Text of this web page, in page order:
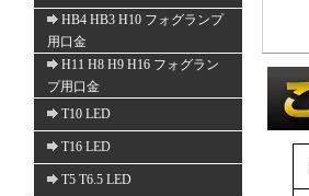
HB4 HB3 H10 フォグランプ
用口金
H11 H8 H9 H16 フォグラン
プ用口金
T10 LED
T16 LED
T5 T6.5 LED